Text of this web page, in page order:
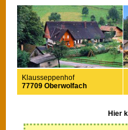
Klausseppenhof
77709 Oberwolfach
Hier